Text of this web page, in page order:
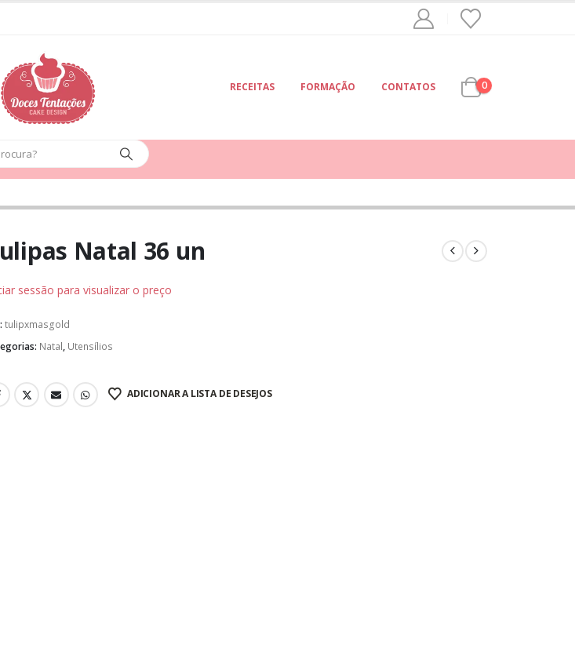
RECEITAS FORMAÇÃO CONTATOS 0
Natal 36 un
sessão para visualizar o preço
tulipxmasgold
Natal, Utensílios
ADICIONAR A LISTA DE DESEJOS